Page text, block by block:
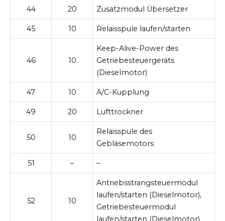
44 20 Zusatzmodul Übersetzer
45 10 Relaisspule laufen/starten
46 10
Keep-Alive-Power des
Getriebesteuergeräts
(Dieselmotor)
47 10 A/C-Kupplung
49 20 Lufttrockner
50 10
Relaisspule des
Gebläsemotors
51 – –
52 10
Antriebsstrangsteuermodul
laufen/starten (Dieselmotor),
Getriebesteuermodul
laufen/starten (Dieselmotor)